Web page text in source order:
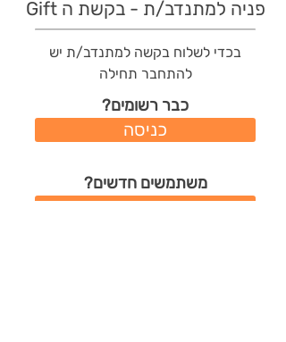
פניה למתנדב/ת - בקשת ה Gift
בכדי לשלוח בקשה למתנדב/ת יש
להתחבר תחילה
כבר רשומים?
כניסה
משתמשים חדשים?
רישום מהיר